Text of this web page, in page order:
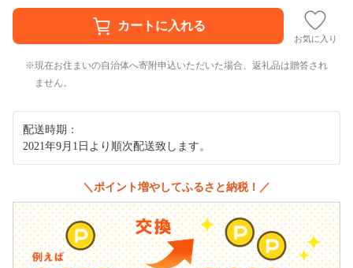
お気に入り
現在お住まいの自治体へ寄附申込いただいた場合、返礼品は贈答され
ません。
配送時期：
2021年9月1日より順次配送致します。
＼ポイント増やしてふるさと納税！／